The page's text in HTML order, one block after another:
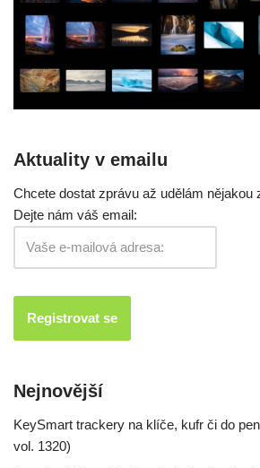
Aktuality v emailu
Chcete dostat zprávu až udělám nějakou
Dejte nám váš email:
Nejnovější
KeySmart trackery na klíče, kufr či do
vol. 1320)